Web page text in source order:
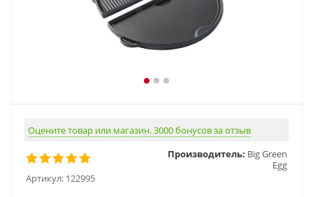
Оцените товар или магазин. 3000 бонусов за отзыв
Артикул: 122995
Производитель: Big Green
Egg